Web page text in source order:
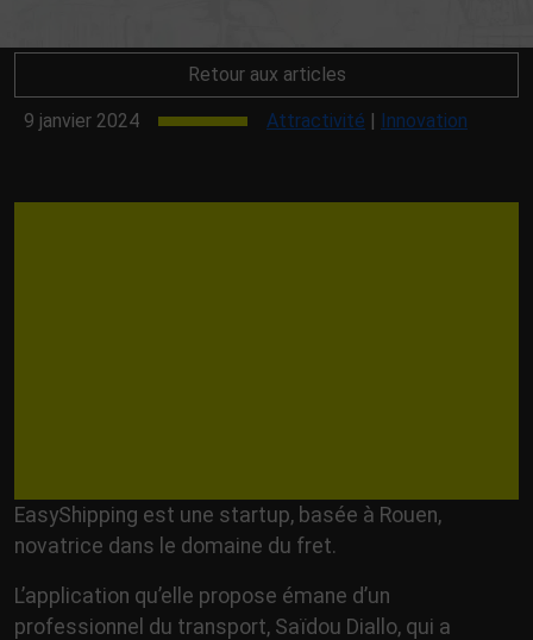
Retour aux articles
9 janvier 2024 Attractivité Innovation
EasyShipping est une startup, basée à Rouen,
novatrice dans le domaine du fret.
L’application qu’elle propose émane d’un
professionnel du transport, Saïdou Diallo, qui a